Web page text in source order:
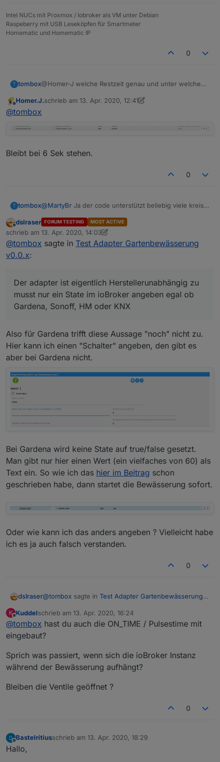
Intel NUCs mit Proxmox / Iobroker als VM unter Debian
Raspeberry mit USB Leseköpfen für Smartmeter
Homematic und Homematic IP
0
T tombox@Homer-J welche Restzeit genau und unter welchen
Offline
Homer.J.schrieb am 13. Apr. 2020, 12:41
zuletzt editiert von Homer.J.
@tombox
Bleibt bei 6 Sek stehen.
0
T tombox@MartyBr Ja der code unterstützt beliebig viele kreise.
Optionen. Das hätte mich zu viel zeit gekostet.
Vielleicht hat ja jemand Zeit das zu machen.
@sigi234Der adapter ist eigentlich
Offline
dslraser FORUM TESTING MOST ACTIVE
schrieb am 13. Apr. 2020, 14:03
zuletzt editiert von dslraser
@tombox sagte in Test Adapter Gartenbewässerung
v0.0.x:
Der adapter ist eigentlich Herstellerunabhängig zu
musst nur ein State im ioBroker angeben egal ob
Gardena, Sonoff, HM oder KNX
Also für Gardena trifft diese Aussage "noch" nicht zu.
Hier kann ich einen "Schalter" angeben, den gibt es
aber bei Gardena nicht.
Bei Gardena wird keine State auf true/false gesetzt.
Man gibt nur hier einen Wert (ein vielfaches von 60) als
Text ein. So wie ich das hier im Beitrag schon
geschrieben habe, dann startet die Bewässerung sofort.
Oder wie kann ich das anders angeben ? Vielleicht habe
ich es ja auch falsch verstanden.
0
dslraser@tombox sagte in Test Adapter Gartenbewässerung
Der adapter ist eigentlich Herstellerunabhängig
Also für Gardena trifft diese Aussage "noch" nicht zu.
aber bei Gardena nicht.
Bei Gardena wird keine State auf true/false gesetzt.
Man gibt nur hier einen Wert (ein vielfaches von 60)
geschrieben habe, dann startet die Bewässerung
K
Offline
Kuddelschrieb am 13. Apr. 2020, 16:24
zuletzt editiert von
@tombox hast du auch die ON_TIME / Pulsestime mit
eingebaut?
Sprich was passiert, wenn sich die ioBroker Instanz
während der Bewässerung aufhängt?
Bleiben die Ventile geöffnet ?
0
Offline
Bastelritiusschrieb am 13. Apr. 2020, 18:29
zuletzt editiert von
Hallo,